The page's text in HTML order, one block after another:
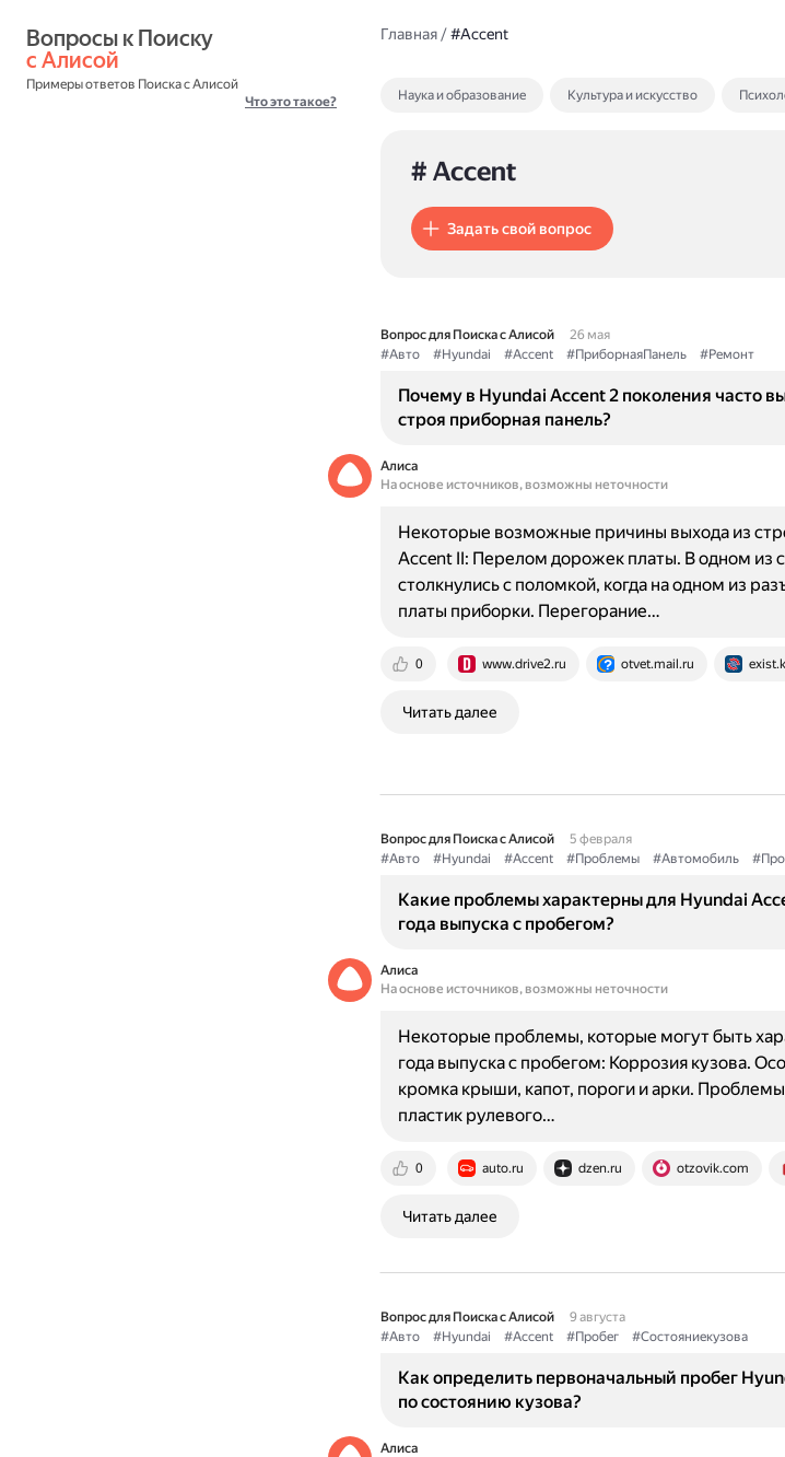
с Алисой
Примеры ответов Поиска с Алисой
Что это такое?
Главная/#Accent
Наука и образование Культура и искусство
# Accent
Задать свой вопрос
Вопрос для Поиска с Алисой
26 мая
#Авто
#Hyundai #Accent #ПриборнаяПанель #Ремонт
Почему в Hyundai Accent 2 поколения часто
строя приборная панель?
Алиса
На основе источников, возможны неточности
0 www.drive2.ru otvet.mail.ru
Некоторые возможные причины выхода из
Accent II: Перелом дорожек платы. В одном из
столкнулись с поломкой, когда на одном из
платы приборки. Перегорание…
Читать далее
Вопрос для Поиска с Алисой
5 февраля
#Авто
#Hyundai #Accent #Проблемы #Автомобиль
Какие проблемы характерны для Hyundai
года выпуска с пробегом?
Алиса
На основе источников, возможны неточности
0 auto.ru dzen.ru otzovik.com
Некоторые проблемы, которые могут быть
года выпуска с пробегом: Коррозия кузова.
кромка крыши, капот, пороги и арки.
пластик рулевого…
Читать далее
Вопрос для Поиска с Алисой
9 августа
#Авто
#Hyundai #Accent #Пробег #Состояниекузова
Как определить первоначальный пробег
по состоянию кузова?
Алиса